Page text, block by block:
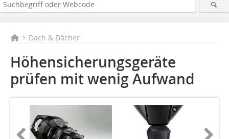
Dach & Dächer
Höhensicherungsgeräte
prüfen mit wenig Aufwand